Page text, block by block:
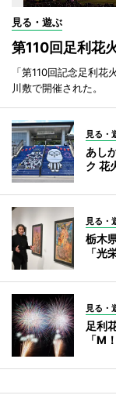
見る・遊ぶ
第110回足利花
「第110回記念足利
川敷で開催された。
見る・
あし
ク 花
見る・
栃木
「光
見る・
足利
「M